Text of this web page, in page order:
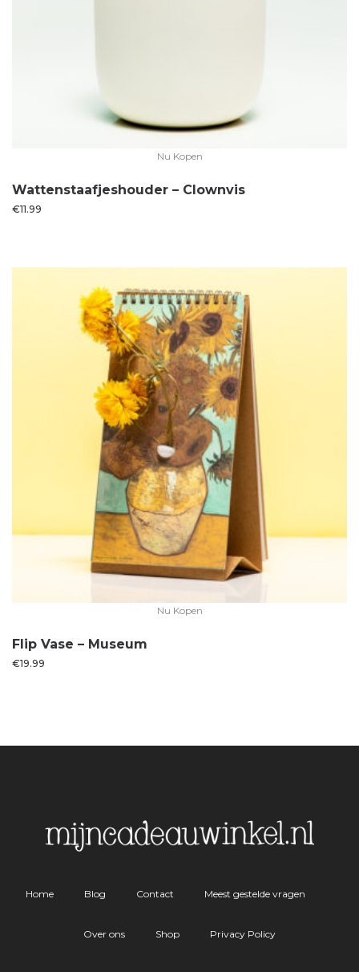
Nu Kopen
Wattenstaafjeshouder – Clownvis
€11.99
Nu Kopen
Flip Vase – Museum
€19.99
Home Blog Contact Meest gestelde vragen
Over ons Shop Privacy Policy